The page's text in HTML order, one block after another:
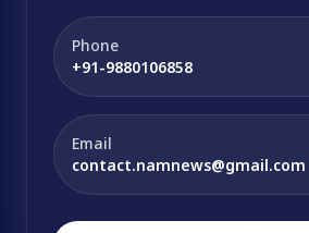
Phone
+91-9880106858
Email
contact.namnews@gmail.com